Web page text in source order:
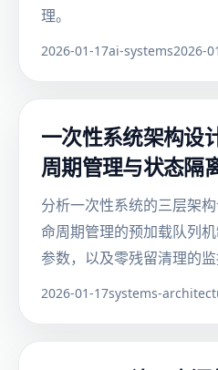
理。
2026-01-17ai-systems2026-01
一次性系统架构设
周期管理与状态隔
分析一次性系统的三层架
命周期管理的预加载队列
参数，以及零残留清理的监
2026-01-17systems-